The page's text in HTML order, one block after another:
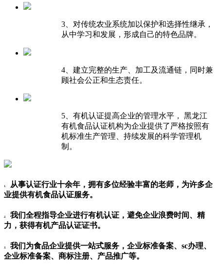
3、对传统农业系统加以保护和选择性继承，
从中学习和发展，形成自己的特色品牌。
4、建立完整的生产、加工及流通链，同时兼
顾社会公正和生态责任。
5、有机认证提高企业的管理水平， 黑龙江
有机食品认证机构为企业提供了严格按照有
机标准生产管理、持续发展的科学管理机
制。
1.
从事认证行业十余年，拥有多位经验丰富的老师，为许多企
业提供有机食品认证服务。
2.
我们全程指导企业进行有机认证，避免企业浪费时间、精
力，获得有机产品认证证书。
3.
我们为食品企业提供一站式服务，企业标准备案、sc办理、
企业标准备案、商标注册、产品推广等。